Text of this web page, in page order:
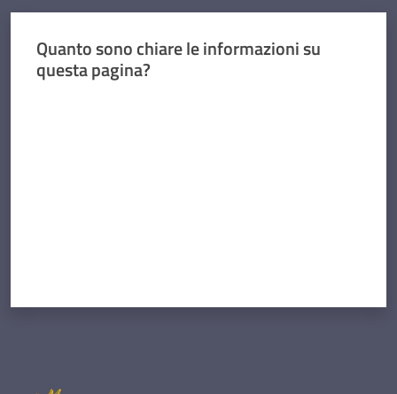
Quanto sono chiare le informazioni su
questa pagina?